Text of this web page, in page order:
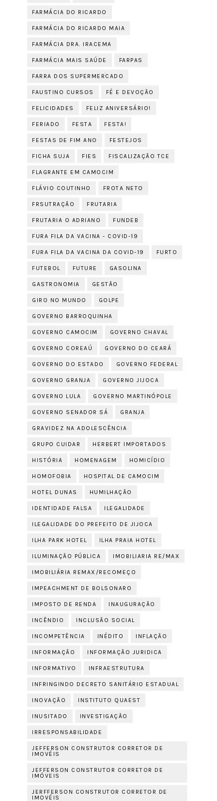
FARMÁCIA DO RICARDO
FARMÁCIA DO RICARDO MAIA
FARMÁCIA DRA. IRACEMA
FARMÁCIA MAIS SAÚDE FARPAS
FARRA DOS SUPERMERCADO
FAUSTINO CURSOS FÉ E DEVOÇÃO
FELICIDADES FELIZ ANIVERSÁRIO!
FERIADO FESTA FESTA!
FESTAS DE FIM ANO FESTEJOS
FICHA SUJA FIES FISCALIZAÇÃO TCE
FLAGRANTE EM CAMOCIM
FLÁVIO COUTINHO FROTA NETO
FRSUTRAÇÃO FRUTARIA
FRUTARIA O ADRIANO FUNDEB
FURA FILA DA VACINA - COVID-19
FURA FILA DA VACINA DA COVID-19 FURTO
FUTEBOL FUTURE GASOLINA
GASTRONOMIA GESTÃO
GIRO NO MUNDO GOLPE
GOVERNO BARROQUINHA
GOVERNO CAMOCIM GOVERNO CHAVAL
GOVERNO COREAÚ GOVERNO DO CEARÁ
GOVERNO DO ESTADO GOVERNO FEDERAL
GOVERNO GRANJA GOVERNO JIJOCA
GOVERNO LULA GOVERNO MARTINÓPOLE
GOVERNO SENADOR SÁ GRANJA
GRAVIDEZ NA ADOLESCÊNCIA
GRUPO CUIDAR HERBERT IMPORTADOS
HISTÓRIA HOMENAGEM HOMICÍDIO
HOMOFOBIA HOSPITAL DE CAMOCIM
HOTEL DUNAS HUMILHAÇÃO
IDENTIDADE FALSA ILEGALIDADE
ILEGALIDADE DO PREFEITO DE JIJOCA
ILHA PARK HOTEL ILHA PRAIA HOTEL
ILUMINAÇÃO PÚBLICA IMOBILIARIA RE/MAX
IMOBILIÁRIA REMAX/RECOMEÇO
IMPEACHMENT DE BOLSONARO
IMPOSTO DE RENDA INAUGURAÇÃO
INCÊNDIO INCLUSÃO SOCIAL
INCOMPETÊNCIA INÉDITO INFLAÇÃO
INFORMAÇÃO INFORMAÇÃO JURIDICA
INFORMATIVO INFRAESTRUTURA
INFRINGINDO DECRETO SANITÁRIO ESTADUAL
INOVAÇÃO INSTITUTO QUAEST
INUSITADO INVESTIGAÇÃO
IRRESPONSABILIDADE
JEFFERSON CONSTRUTOR CORRETOR DE
IMOVÉIS
JEFFERSON CONSTRUTOR CORRETOR DE
IMÓVEIS
JERFFERSON CONSTRUTOR CORRETOR DE
IMOVÉIS